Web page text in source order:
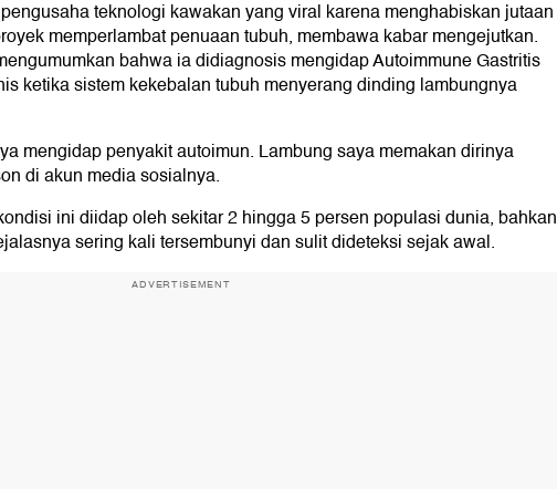
teknologi kawakan yang viral karena menghabiskan jutaan
memperlambat penuaan tubuh, membawa kabar mengejutkan.
bahwa ia didiagnosis mengidap Autoimmune Gastritis
ketika sistem kekebalan tubuh menyerang dinding lambungnya
mengidap penyakit autoimun. Lambung saya memakan dirinya
di akun media sosialnya.
ini diidap oleh sekitar 2 hingga 5 persen populasi dunia, bahkan
sering kali tersembunyi dan sulit dideteksi sejak awal.
ADVERTISEMENT